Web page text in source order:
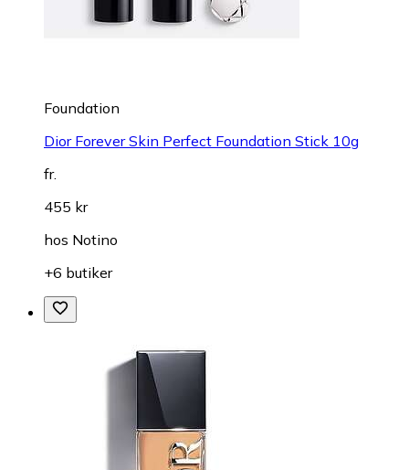
Foundation
Dior Forever Skin Perfect Foundation Stick 10g
fr.
455 kr
hos Notino
+6 butiker